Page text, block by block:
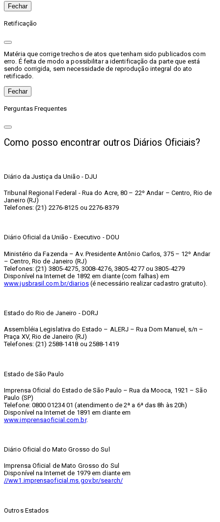
Fechar
Retificação
Matéria que corrige trechos de atos que tenham sido publicados com
erro. É feita de modo a possibilitar a identificação da parte que está
sendo corrigida, sem necessidade de reprodução integral do ato
retificado.
Fechar
Perguntas Frequentes
Como posso encontrar outros Diários Oficiais?
Diário da Justiça da União - DJU
Tribunal Regional Federal - Rua do Acre, 80 – 22º Andar – Centro, Rio de
Janeiro (RJ)
Telefones: (21) 2276-8125 ou 2276-8379
Diário Oficial da União - Executivo - DOU
Ministério da Fazenda – Av. Presidente Antônio Carlos, 375 – 12º Andar
– Centro, Rio de Janeiro (RJ)
Telefones: (21) 3805-4275, 3008-4276, 3805-4277 ou 3805-4279
Disponível na Internet de 1892 em diante (com falhas) em
www.jusbrasil.com.br/diarios(é necessário realizar cadastro gratuito).
Estado do Rio de Janeiro - DORJ
Assembléia Legislativa do Estado – ALERJ – Rua Dom Manuel, s/n –
Praça XV, Rio de Janeiro (RJ)
Telefones: (21) 2588-1418 ou 2588-1419
Estado de São Paulo
Imprensa Oficial do Estado de São Paulo – Rua da Mooca, 1921 – São
Paulo (SP)
Telefone: 0800 01234 01 (atendimento de 2ª a 6ª das 8h às 20h)
Disponível na Internet de 1891 em diante em
www.imprensaoficial.com.br.
Diário Oficial do Mato Grosso do Sul
Imprensa Oficial de Mato Grosso do Sul
Disponível na Internet de 1979 em diante em
//ww1.imprensaoficial.ms.gov.br/search/
Outros Estados